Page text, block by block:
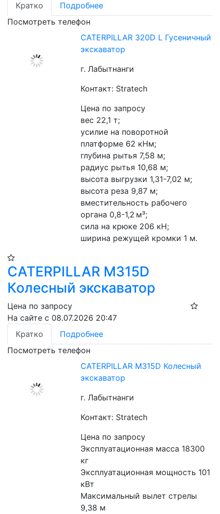
Кратко
Подробнее
Посмотреть телефон
CATERPILLAR 320D L Гусеничный
экскаватор
г. Лабытнанги
Контакт: Stratech
Цена по запросу
вес 22,1 т;
усилие на поворотной
платформе 62 кНм;
глубина рытья 7,58 м;
радиус рытья 10,68 м;
высота выгрузки 1,31-7,02 м;
высота реза 9,87 м;
вместительность рабочего
органа 0,8-1,2 м³;
сила на крюке 206 кН;
ширина режущей кромки 1 м.
CATERPILLAR M315D
Колесный экскаватор
Цена по запросу
На сайте с 08.07.2026 20:47
Кратко
Подробнее
Посмотреть телефон
CATERPILLAR M315D Колесный
экскаватор
г. Лабытнанги
Контакт: Stratech
Цена по запросу
Эксплуатационная масса 18300
кг
Эксплуатационная мощность 101
кВт
Максимальный вылет стрелы
9,38 м